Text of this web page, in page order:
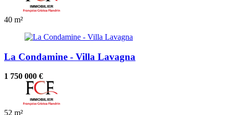
40 m²
La Condamine - Villa Lavagna
1 750 000 €
52 m²